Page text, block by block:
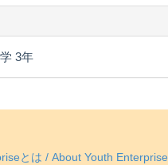
3年
とは / About Youth Enterprise